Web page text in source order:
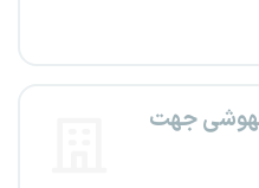
جهت